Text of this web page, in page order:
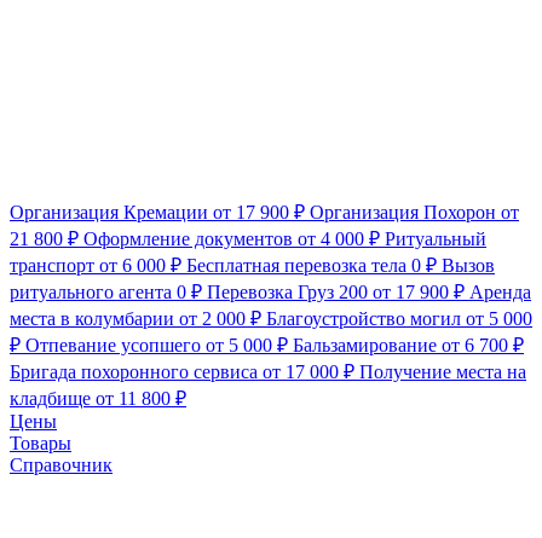
Организация Кремации от 17 900 ₽ Организация Похорон от
21 800 ₽ Оформление документов от 4 000 ₽ Ритуальный
транспорт от 6 000 ₽ Бесплатная перевозка тела 0 ₽ Вызов
ритуального агента 0 ₽ Перевозка Груз 200 от 17 900 ₽ Аренда
места в колумбарии от 2 000 ₽ Благоустройство могил от 5 000
₽ Отпевание усопшего от 5 000 ₽ Бальзамирование от 6 700 ₽
Бригада похоронного сервиса от 17 000 ₽ Получение места на
кладбище от 11 800 ₽
Цены
Товары
Справочник